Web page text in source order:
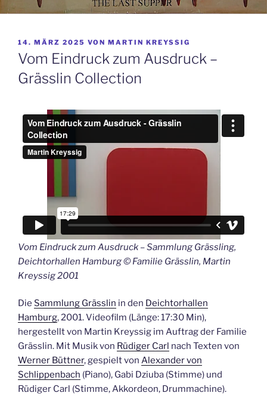
VERÖFFENTLICHT
AM
14. MÄRZ 2025 VON MARTIN KREYSSIG
Vom Eindruck zum Ausdruck –
Grässlin Collection
Vom Eindruck zum Ausdruck – Sammlung Grässling,
Deichtorhallen Hamburg © Familie Grässlin, Martin
Kreyssig 2001
Die Sammlung Grässlin in den Deichtorhallen
Hamburg, 2001. Videofilm (Länge: 17:30 Min),
hergestellt von Martin Kreyssig im Auftrag der Familie
Grässlin. Mit Musik von Rüdiger Carl nach Texten von
Werner Büttner, gespielt von Alexander von
Schlippenbach (Piano), Gabi Dziuba (Stimme) und
Rüdiger Carl (Stimme, Akkordeon, Drummachine).